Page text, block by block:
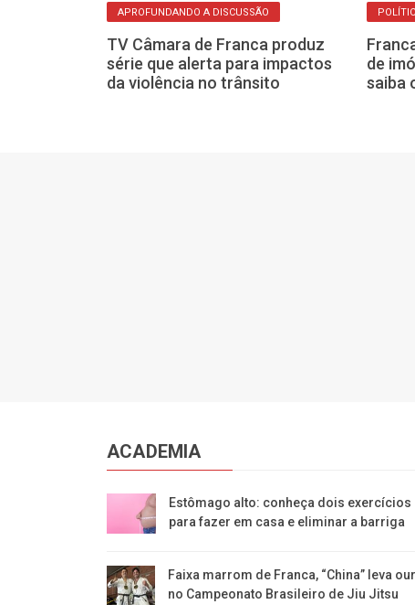
APROFUNDANDO A DISCUSSÃO
TV Câmara de Franca produz
série que alerta para impactos
da violência no trânsito
de
saiba
ACADEMIA
Estômago alto: conheça dois exercícios
para fazer em casa e eliminar a barriga
Faixa marrom de Franca, “China” leva
no Campeonato Brasileiro de Jiu Jitsu